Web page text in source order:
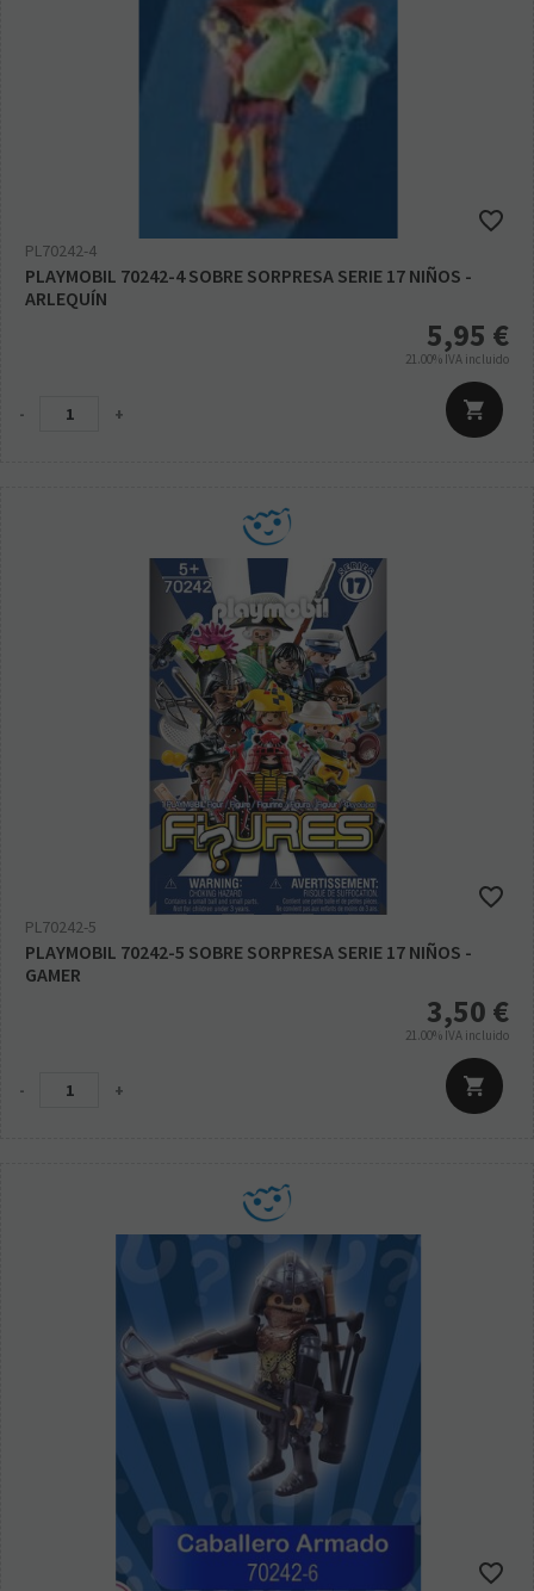
PL70242-4
PLAYMOBIL 70242-4 SOBRE SORPRESA SERIE 17 NIÑOS -
ARLEQUÍN
5,95 €
21.00% IVA incluido
- +
PL70242-5
PLAYMOBIL 70242-5 SOBRE SORPRESA SERIE 17 NIÑOS -
GAMER
3,50 €
21.00% IVA incluido
- +